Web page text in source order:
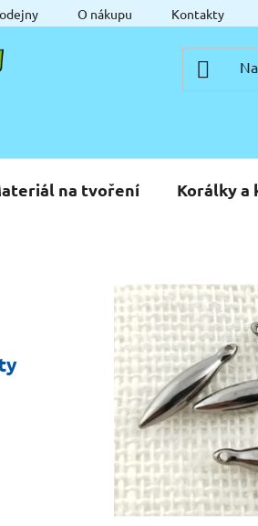
O nákupu Kontakty
na tvoření Korálky a